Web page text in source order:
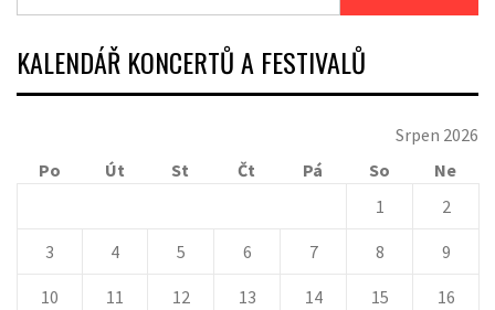
KALENDÁŘ KONCERTŮ A FESTIVALŮ
Srpen 2026
Po
Út St Čt Pá So
Ne
1
2
3 4 5 6 7 8 9
10 11 12 13 14 15 16